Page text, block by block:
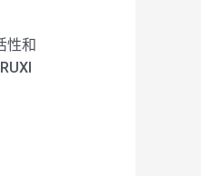
性和